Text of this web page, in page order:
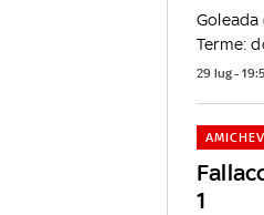
Goleada
Terme:
29 lug -
1